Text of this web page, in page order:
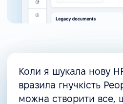
Коли я шукала нову
вразила гнучкість
можна створити все,